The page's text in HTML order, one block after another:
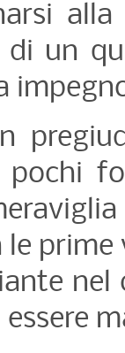
un
pochi
prime
nel